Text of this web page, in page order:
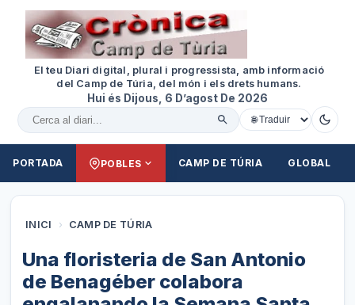
El teu Diari digital, plural i progressista, amb informació
del Camp de Túria, del món i els drets humans.
Hui és Dijous, 6 D’agost De 2026
Cercar al diari
PORTADA POBLES CAMP DE TÚRIA GLOBAL
INICI › CAMP DE TÚRIA
Una floristeria de San Antonio
de Benagéber colabora